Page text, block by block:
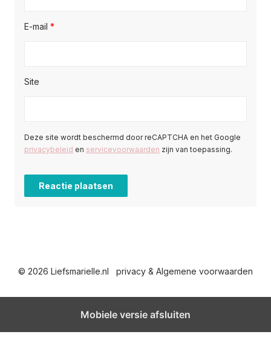
E-mail *
Site
Deze site wordt beschermd door reCAPTCHA en het Google
privacybeleid en servicevoorwaarden zijn van toepassing.
© 2026 Liefsmarielle.nl privacy & Algemene voorwaarden
Mobiele versie afsluiten